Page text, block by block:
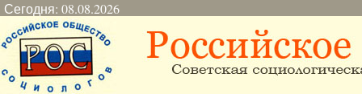
Сегодня: 08.08.2026